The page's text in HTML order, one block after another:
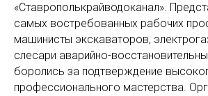
«Ставрополькрайводоканал».
самых востребованных рабочих
машинисты экскаваторов,
слесари аварийно-
боролись за подтверждение
профессионального мастерства.